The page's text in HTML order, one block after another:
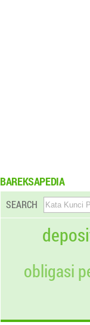
BAREKSAPEDIA
SEARCH
obligasi